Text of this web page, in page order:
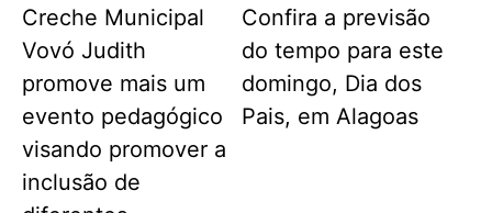
Creche Municipal
Vovó Judith
promove mais um
evento pedagógico
visando promover a
inclusão de
Confira a previsão
do tempo para este
domingo, Dia dos
Pais, em Alagoas